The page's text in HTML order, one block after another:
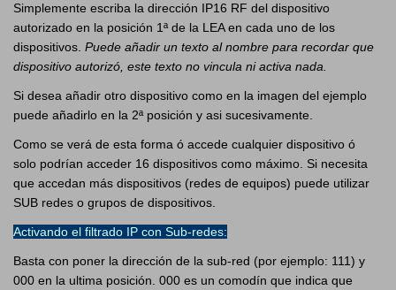
Simplemente escriba la dirección IP16 RF del dispositivo
autorizado en la posición 1ª de la LEA en cada uno de los
dispositivos. Puede añadir un texto al nombre para recordar que
dispositivo autorizó, este texto no vincula ni activa nada.
Si desea añadir otro dispositivo como en la imagen del ejemplo
puede añadirlo en la 2ª posición y asi sucesivamente.
Como se verá de esta forma ó accede cualquier dispositivo ó
solo podrían acceder 16 dispositivos como máximo. Si necesita
que accedan más dispositivos (redes de equipos) puede utilizar
SUB redes o grupos de dispositivos.
Activando el filtrado IP con Sub-redes:
Basta con poner la dirección de la sub-red (por ejemplo: 111) y
000 en la ultima posición. 000 es un comodín que indica que